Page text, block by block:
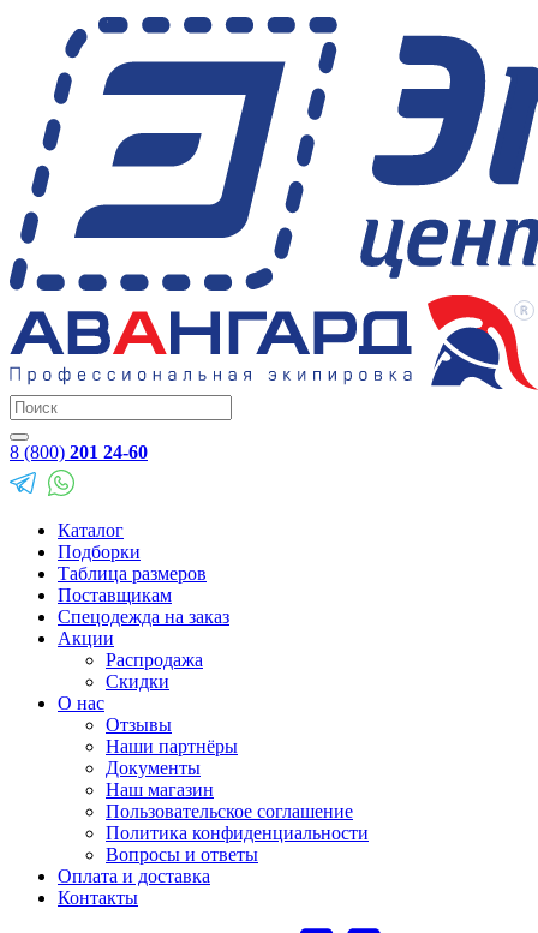
8 (800) 201 24-60
Каталог
Подборки
Таблица размеров
Поставщикам
Спецодежда на заказ
Акции
Распродажа
Скидки
О нас
Отзывы
Наши партнёры
Документы
Наш магазин
Пользовательское соглашение
Политика конфиденциальности
Вопросы и ответы
Оплата и доставка
Контакты